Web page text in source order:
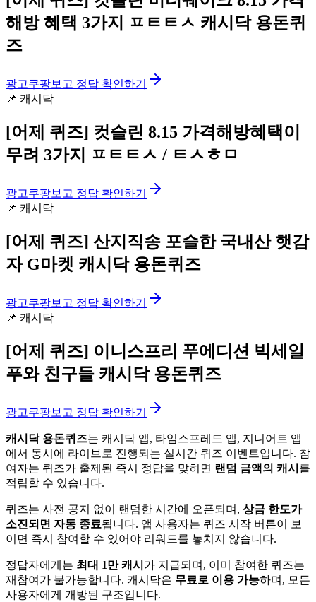
해방 혜택 3가지 ㅍㅌㅌㅅ 캐시닥 용돈퀴
즈
광고쿠팡보고 정답 확인하기
📌 캐시닥
[어제 퀴즈] 컷슬린 8.15 가격해방혜택이
무려 3가지 ㅍㅌㅌㅅ / ㅌㅅㅎㅁ
광고쿠팡보고 정답 확인하기
📌 캐시닥
[어제 퀴즈] 산지직송 포슬한 국내산 햇감
자 G마켓 캐시닥 용돈퀴즈
광고쿠팡보고 정답 확인하기
📌 캐시닥
[어제 퀴즈] 이니스프리 푸에디션 빅세일
푸와 친구들 캐시닥 용돈퀴즈
광고쿠팡보고 정답 확인하기
캐시닥 용돈퀴즈는 캐시닥 앱, 타임스프레드 앱, 지니어트 앱
에서 동시에 라이브로 진행되는 실시간 퀴즈 이벤트입니다. 참
여자는 퀴즈가 출제된 즉시 정답을 맞히면 랜덤 금액의 캐시 를
적립할 수 있습니다.
퀴즈는 사전 공지 없이 랜덤한 시간에 오픈되며, 상금 한도가
소진되면 자동 종료됩니다. 앱 사용자는 퀴즈 시작 버튼이 보
이면 즉시 참여할 수 있어야 리워드를 놓치지 않습니다.
정답자에게는 최대 1만 캐시 가 지급되며, 이미 참여한 퀴즈는
재참여가 불가능합니다. 캐시닥은 무료로 이용 가능하며, 모든
사용자에게 개방된 구조입니다.